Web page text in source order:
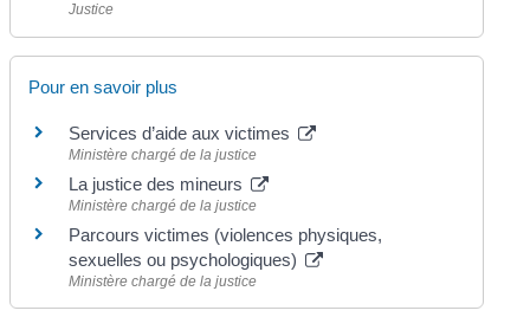
Justice
Pour en savoir plus
Services d’aide aux victimes
Ministère chargé de la justice
La justice des mineurs
Ministère chargé de la justice
Parcours victimes (violences physiques,
sexuelles ou psychologiques)
Ministère chargé de la justice